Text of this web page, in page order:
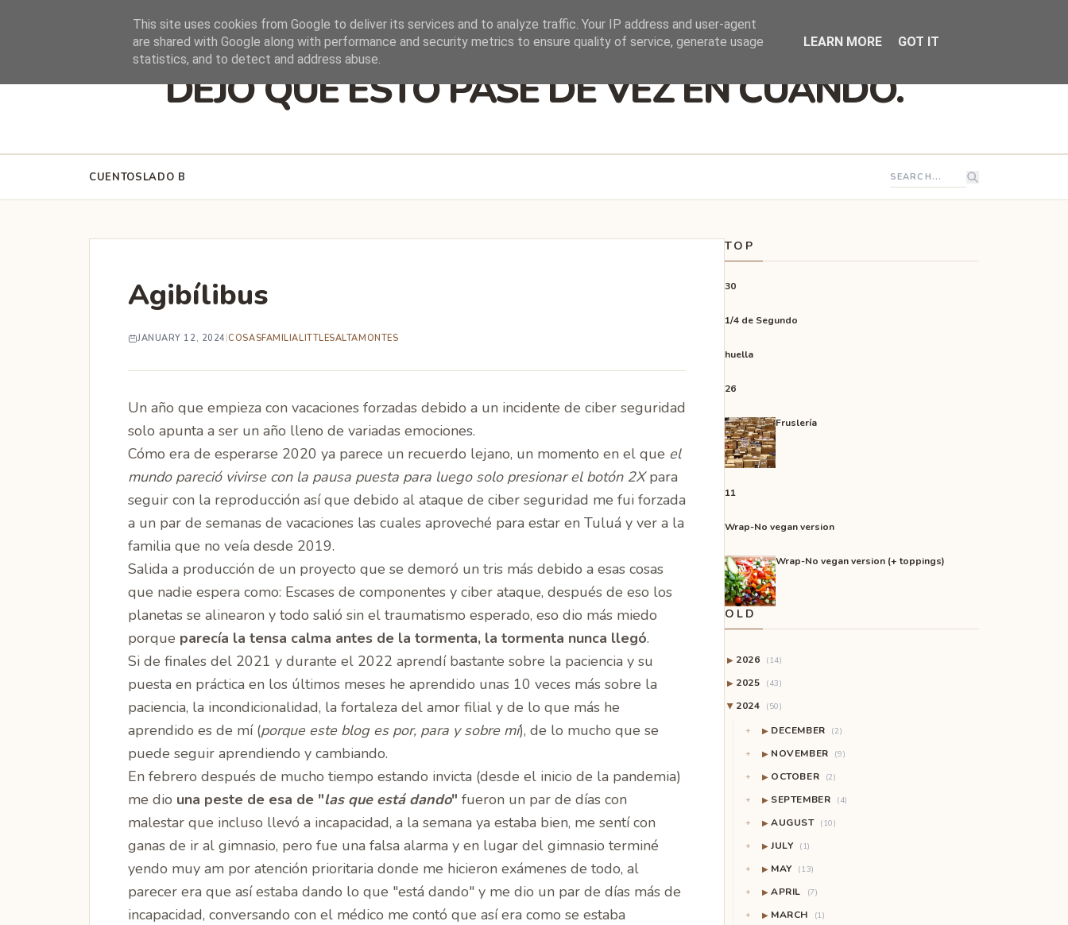
DEJO QUE ESTO PASE DE VEZ EN CUANDO.
CUENTOSLADO B
Agibílibus
JANUARY 12, 2024 |COSASFAMILIALITTLESALTAMONTES
Un año que empieza con vacaciones forzadas debido a un incidente de ciber seguridad
solo apunta a ser un año lleno de variadas emociones.
Cómo era de esperarse 2020 ya parece un recuerdo lejano, un momento en el que el
mundo pareció vivirse con la pausa puesta para luego solo presionar el botón 2Xpara
seguir con la reproducción así que debido al ataque de ciber seguridad me fui forzada
a un par de semanas de vacaciones las cuales aproveché para estar en Tuluá y ver a la
familia que no veía desde 2019.
Salida a producción de un proyecto que se demoró un tris más debido a esas cosas
que nadie espera como: Escases de componentes y ciber ataque, después de eso los
planetas se alinearon y todo salió sin el traumatismo esperado, eso dio más miedo
porque parecía la tensa calma antes de la tormenta, la tormenta nunca llegó.
Si de finales del 2021 y durante el 2022 aprendí bastante sobre la paciencia y su
puesta en práctica en los últimos meses he aprendido unas 10 veces más sobre la
paciencia, la incondicionalidad, la fortaleza del amor filial y de lo que más he
aprendido es de mí (porque este blog es por, para y sobre mí), de lo mucho que se
puede seguir aprendiendo y cambiando.
En febrero después de mucho tiempo estando invicta (desde el inicio de la pandemia)
me dio una peste de esa de "las que está dando" fueron un par de días con
malestar que incluso llevó a incapacidad, a la semana ya estaba bien, me sentí con
ganas de ir al gimnasio, pero fue una falsa alarma y en lugar del gimnasio terminé
yendo muy am por atención prioritaria donde me hicieron exámenes de todo, al
parecer era que así estaba dando lo que "está dando" y me dio un par de días más de
incapacidad, conversando con el médico me contó que así era como se estaba
TOP
30
1/4 de Segundo
huella
26
Fruslería
11
Wrap-No vegan version
Wrap-No vegan version (+ toppings)
OLD
▶ 2026 (14)
▶ 2025 (43)
▶ 2024 (50)
▶ DECEMBER (2)
▶ NOVEMBER (9)
▶ OCTOBER (2)
▶ SEPTEMBER (4)
▶ AUGUST (10)
▶ JULY (1)
▶ MAY (13)
▶ APRIL (7)
▶ MARCH (1)
This site uses cookies from Google to deliver its services and to analyze traffic. Your IP address and user-agent
are shared with Google along with performance and security metrics to ensure quality of service, generate usage
statistics, and to detect and address abuse.
LEARN MORE GOT IT